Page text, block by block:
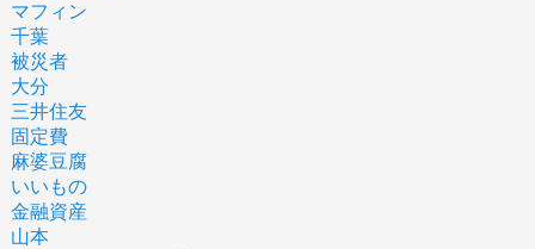
マフィン
千葉
被災者
大分
三井住友
固定費
麻婆豆腐
いいもの
金融資産
山本